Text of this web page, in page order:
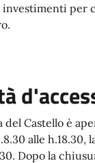
per
Castello è
alle h.18.30,
Dopo la